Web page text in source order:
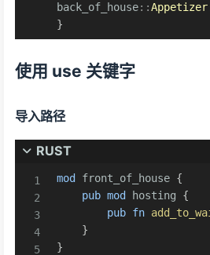
back_of_house::Appetizer
}
使用 use 关键字
导入路径
RUST
mod front_of_house {
pub mod hosting
{
pub fn
}
}